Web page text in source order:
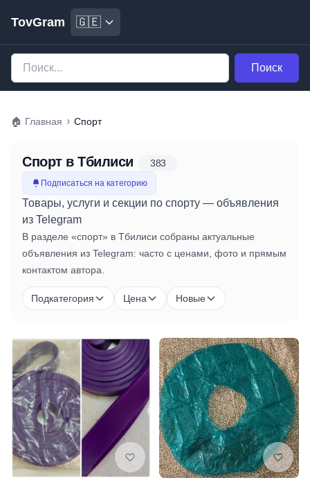
TovGram 🇬🇪
Поиск
🏠 Главная › Спорт
Спорт в Тбилиси 383
Подписаться на категорию
Товары, услуги и секции по спорту — объявления
из Telegram
В разделе «спорт» в Тбилиси собраны актуальные
объявления из Telegram: часто с ценами, фото и прямым
контактом автора.
Подкатегория Цена Новые